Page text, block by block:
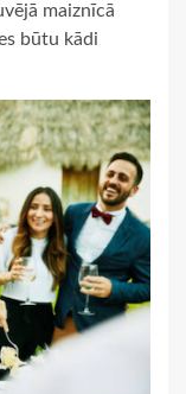
maiznīcā
būtu kādi